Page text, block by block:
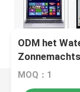
ODM het
MOQ：1